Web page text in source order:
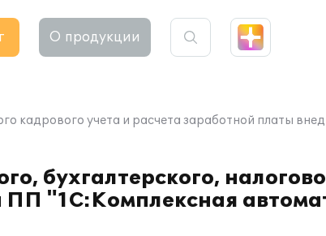
О продукции
кадрового учета и расчета заработной платы
бухгалтерского,
ПП "1С:Комплексная